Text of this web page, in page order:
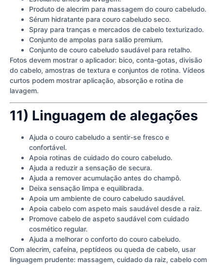
Produto de alecrim para massagem do couro cabeludo.
Sérum hidratante para couro cabeludo seco.
Spray para tranças e mercados de cabelo texturizado.
Conjunto de ampolas para salão premium.
Conjunto de couro cabeludo saudável para retalho.
Fotos devem mostrar o aplicador: bico, conta-gotas, divisão
do cabelo, amostras de textura e conjuntos de rotina. Vídeos
curtos podem mostrar aplicação, absorção e rotina de
lavagem.
11) Linguagem de alegações
Ajuda o couro cabeludo a sentir-se fresco e
confortável.
Apoia rotinas de cuidado do couro cabeludo.
Ajuda a reduzir a sensação de secura.
Ajuda a remover acumulação antes do champô.
Deixa sensação limpa e equilibrada.
Apoia um ambiente de couro cabeludo saudável.
Apoia cabelo com aspeto mais saudável desde a raiz.
Promove cabelo de aspeto saudável com cuidado
cosmético regular.
Ajuda a melhorar o conforto do couro cabeludo.
Com alecrim, cafeína, peptídeos ou queda de cabelo, usar
linguagem prudente: massagem, cuidado da raiz, cabelo com